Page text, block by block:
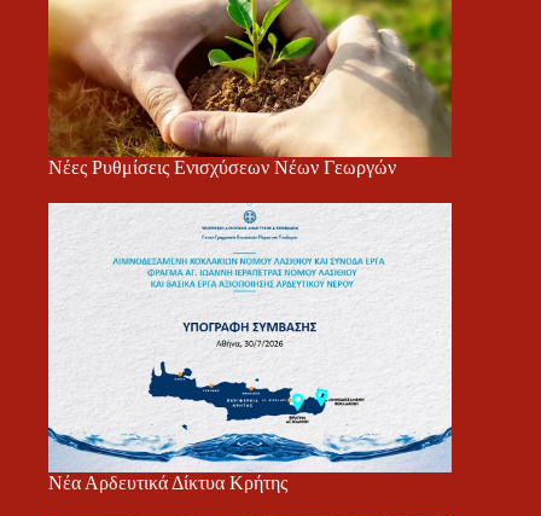
Νέες Ρυθμίσεις Ενισχύσεων Νέων Γεωργών
Νέα Αρδευτικά Δίκτυα Κρήτης